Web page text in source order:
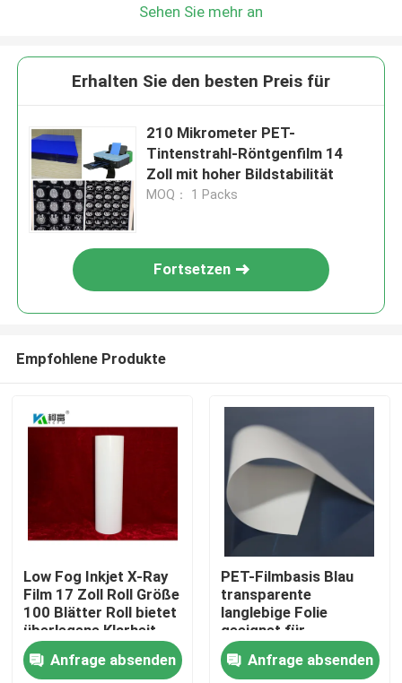
Produkte
Über uns
Sehen Sie mehr an
Erhalten Sie den besten Preis für
210 Mikrometer PET-
Tintenstrahl-Röntgenfilm 14
Zoll mit hoher Bildstabilität
MOQ： 1 Packs
Fortsetzen
Empfohlene Produkte
Low Fog Inkjet X-Ray
Film 17 Zoll Roll Größe
100 Blätter Roll bietet
überlegene Klarheit
und Detail für
radiographische
Anfrage absenden
PET-Filmbasis Blau
transparente
langlebige Folie
geeignet für
industrielle
Verpackungs- und
Anfrage absenden